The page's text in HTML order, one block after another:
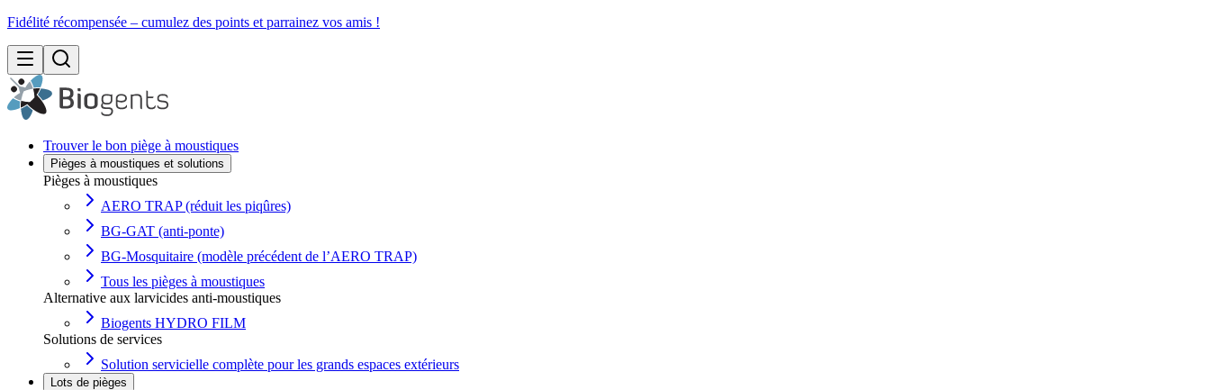
Fidélité récompensée – cumulez des points et parrainez vos amis !
Trouver le bon piège à moustiques
Pièges à moustiques et solutions
Pièges à moustiques
AERO TRAP (réduit les piqûres)
BG-GAT (anti-ponte)
BG-Mosquitaire (modèle précédent de l’AERO TRAP)
Tous les pièges à moustiques
Alternative aux larvicides anti-moustiques
Biogents HYDRO FILM
Solutions de services
Solution servicielle complète pour les grands espaces extérieurs
Lots de pièges